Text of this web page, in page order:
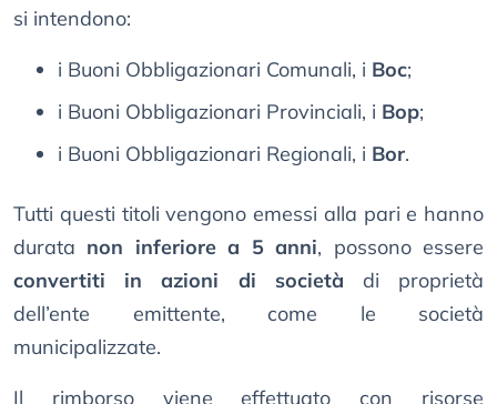
si intendono:
i Buoni Obbligazionari Comunali, i Boc;
i Buoni Obbligazionari Provinciali, i Bop;
i Buoni Obbligazionari Regionali, i Bor.
Tutti questi titoli vengono emessi alla pari e hanno
durata non inferiore a 5 anni, possono essere
convertiti in azioni di società di proprietà
dell’ente emittente, come le società
municipalizzate.
Il rimborso viene effettuato con risorse